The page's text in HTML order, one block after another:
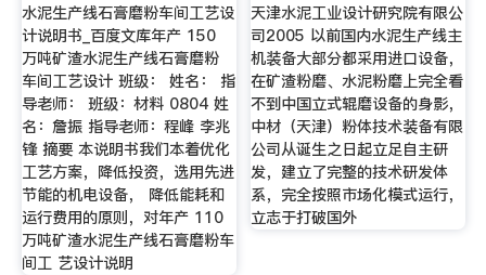
水泥生产线石膏磨粉车间工艺设
计说明书_百度文库年产 150
万吨矿渣水泥生产线石膏磨粉
车间工艺设计 班级： 姓名： 指
导老师： 班级：材料 0804 姓
名：詹振 指导老师：程峰 李兆
锋 摘要 本说明书我们本着优化
工艺方案，降低投资，选用先进
节能的机电设备， 降低能耗和
运行费用的原则，对年产 110
万吨矿渣水泥生产线石膏磨粉车
间工 艺设计说明
天津水泥工业设计研究院有限公
司2005 以前国内水泥生产线主
机装备大部分都采用进口设备，
在矿渣粉磨、水泥粉磨上完全看
不到中国立式辊磨设备的身影，
中材（天津）粉体技术装备有限
公司从诞生之日起立足自主研
发，建立了完整的技术研发体
系，完全按照市场化模式运行，
立志于打破国外